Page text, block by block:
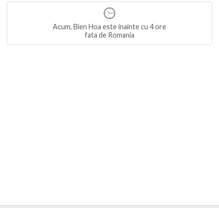
Acum, Bien Hoa este inainte cu 4 ore
fata de Romania